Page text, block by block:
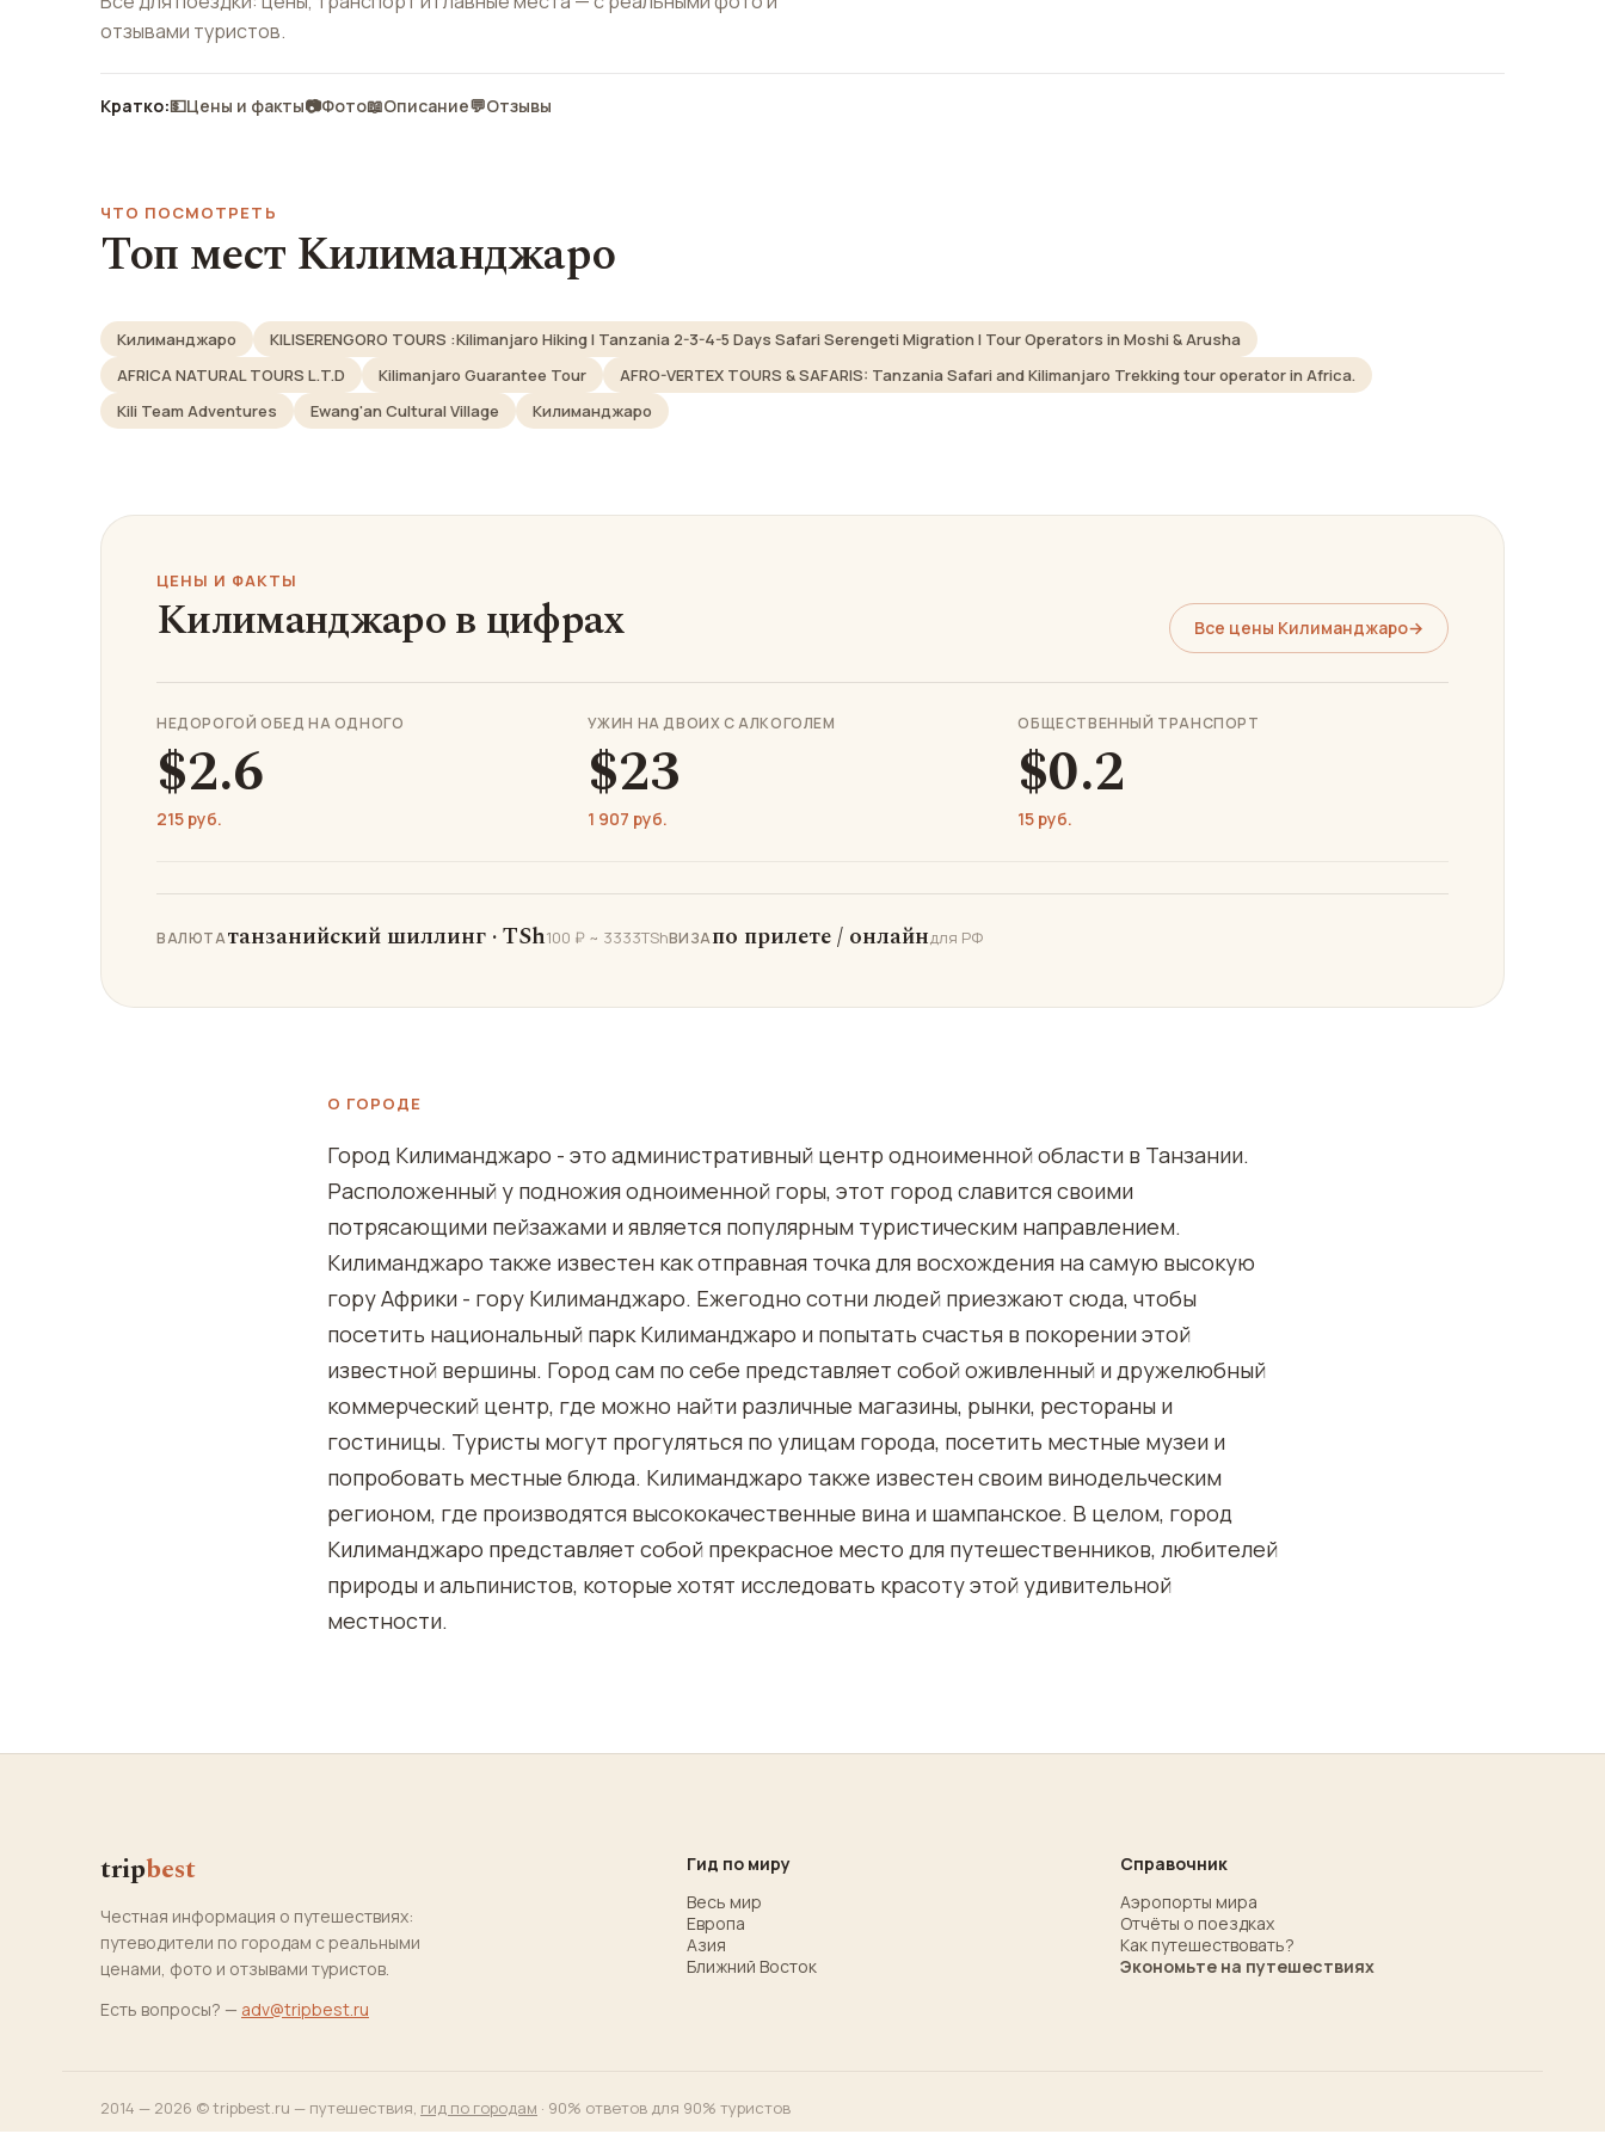
отзывами туристов.
Кратко:💵Цены и факты📷Фото📖Описание💬Отзывы
ЧТО ПОСМОТРЕТЬ
Топ мест Килиманджаро
Килиманджаро
KILISERENGORO TOURS :Kilimanjaro Hiking | Tanzania 2-3-4-5 Days Safari Serengeti Migration | Tour Operators in Moshi & Arusha
AFRICA NATURAL TOURS L.T.D
Kilimanjaro Guarantee Tour
AFRO-VERTEX TOURS & SAFARIS: Tanzania Safari and Kilimanjaro Trekking tour operator in Africa.
Kili Team Adventures
Ewang'an Cultural Village Килиманджаро
ЦЕНЫ И ФАКТЫ
Килиманджаро в цифрах Все цены Килиманджаро→
НЕДОРОГОЙ ОБЕД НА ОДНОГО
$2.6
215 руб.
УЖИН НА ДВОИХ С АЛКОГОЛЕМ
$23
1 907 руб.
ОБЩЕСТВЕННЫЙ ТРАНСПОРТ
$0.2
15 руб.
ВАЛЮТАтанзанийский шиллинг · TSh100 ₽ ~ 3333TShВИЗАпо прилете / онлайндля РФ
О ГОРОДЕ
Город Килиманджаро - это административный центр одноименной области в Танзании.
Расположенный у подножия одноименной горы, этот город славится своими
потрясающими пейзажами и является популярным туристическим направлением.
Килиманджаро также известен как отправная точка для восхождения на самую высокую
гору Африки - гору Килиманджаро. Ежегодно сотни людей приезжают сюда, чтобы
посетить национальный парк Килиманджаро и попытать счастья в покорении этой
известной вершины. Город сам по себе представляет собой оживленный и дружелюбный
коммерческий центр, где можно найти различные магазины, рынки, рестораны и
гостиницы. Туристы могут прогуляться по улицам города, посетить местные музеи и
попробовать местные блюда. Килиманджаро также известен своим винодельческим
регионом, где производятся высококачественные вина и шампанское. В целом, город
Килиманджаро представляет собой прекрасное место для путешественников, любителей
природы и альпинистов, которые хотят исследовать красоту этой удивительной
местности.
tripbest
Честная информация о путешествиях:
путеводители по городам с реальными
ценами, фото и отзывами туристов.
Есть вопросы? — adv@tripbest.ru
Гид по миру
Весь мир
Европа
Азия
Ближний Восток
Справочник
Аэропорты мира
Отчёты о поездках
Как путешествовать?
Экономьте на путешествиях
2014 — 2026 © tripbest.ru — путешествия, гид по городам · 90% ответов для 90% туристов